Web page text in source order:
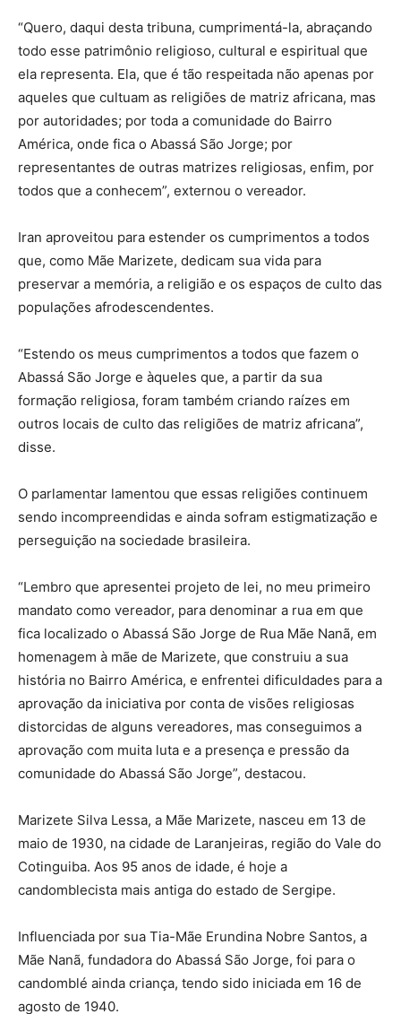
“Quero, daqui desta tribuna, cumprimentá-la, abraçando
todo esse patrimônio religioso, cultural e espiritual que
ela representa. Ela, que é tão respeitada não apenas por
aqueles que cultuam as religiões de matriz africana, mas
por autoridades; por toda a comunidade do Bairro
América, onde fica o Abassá São Jorge; por
representantes de outras matrizes religiosas, enfim, por
todos que a conhecem”, externou o vereador.
Iran aproveitou para estender os cumprimentos a todos
que, como Mãe Marizete, dedicam sua vida para
preservar a memória, a religião e os espaços de culto das
populações afrodescendentes.
“Estendo os meus cumprimentos a todos que fazem o
Abassá São Jorge e àqueles que, a partir da sua
formação religiosa, foram também criando raízes em
outros locais de culto das religiões de matriz africana”,
disse.
O parlamentar lamentou que essas religiões continuem
sendo incompreendidas e ainda sofram estigmatização e
perseguição na sociedade brasileira.
“Lembro que apresentei projeto de lei, no meu primeiro
mandato como vereador, para denominar a rua em que
fica localizado o Abassá São Jorge de Rua Mãe Nanã, em
homenagem à mãe de Marizete, que construiu a sua
história no Bairro América, e enfrentei dificuldades para a
aprovação da iniciativa por conta de visões religiosas
distorcidas de alguns vereadores, mas conseguimos a
aprovação com muita luta e a presença e pressão da
comunidade do Abassá São Jorge”, destacou.
Marizete Silva Lessa, a Mãe Marizete, nasceu em 13 de
maio de 1930, na cidade de Laranjeiras, região do Vale do
Cotinguiba. Aos 95 anos de idade, é hoje a
candomblecista mais antiga do estado de Sergipe.
Influenciada por sua Tia-Mãe Erundina Nobre Santos, a
Mãe Nanã, fundadora do Abassá São Jorge, foi para o
candomblé ainda criança, tendo sido iniciada em 16 de
agosto de 1940.